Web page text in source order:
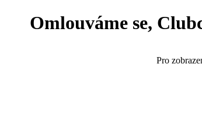
Omlouváme se,
Pro